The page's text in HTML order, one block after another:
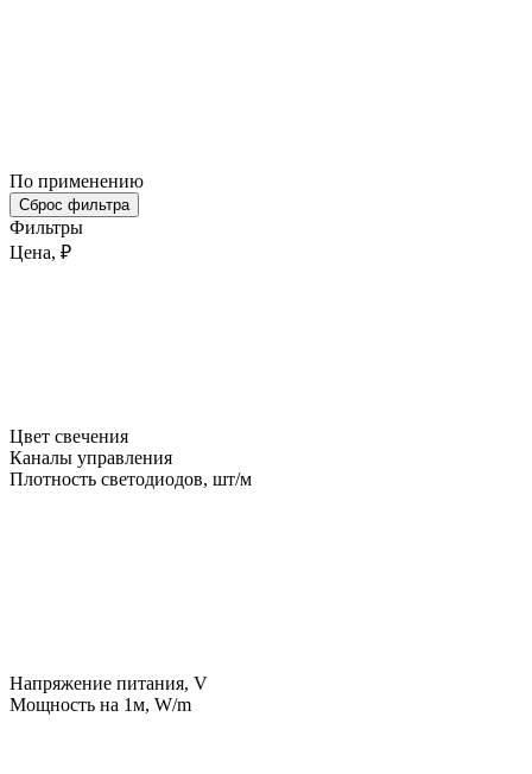
По применению
Сброс фильтра
Фильтры
Цена, ₽
Цвет свечения
Каналы управления
Плотность светодиодов, шт/м
Напряжение питания, V
Мощность на 1м, W/m